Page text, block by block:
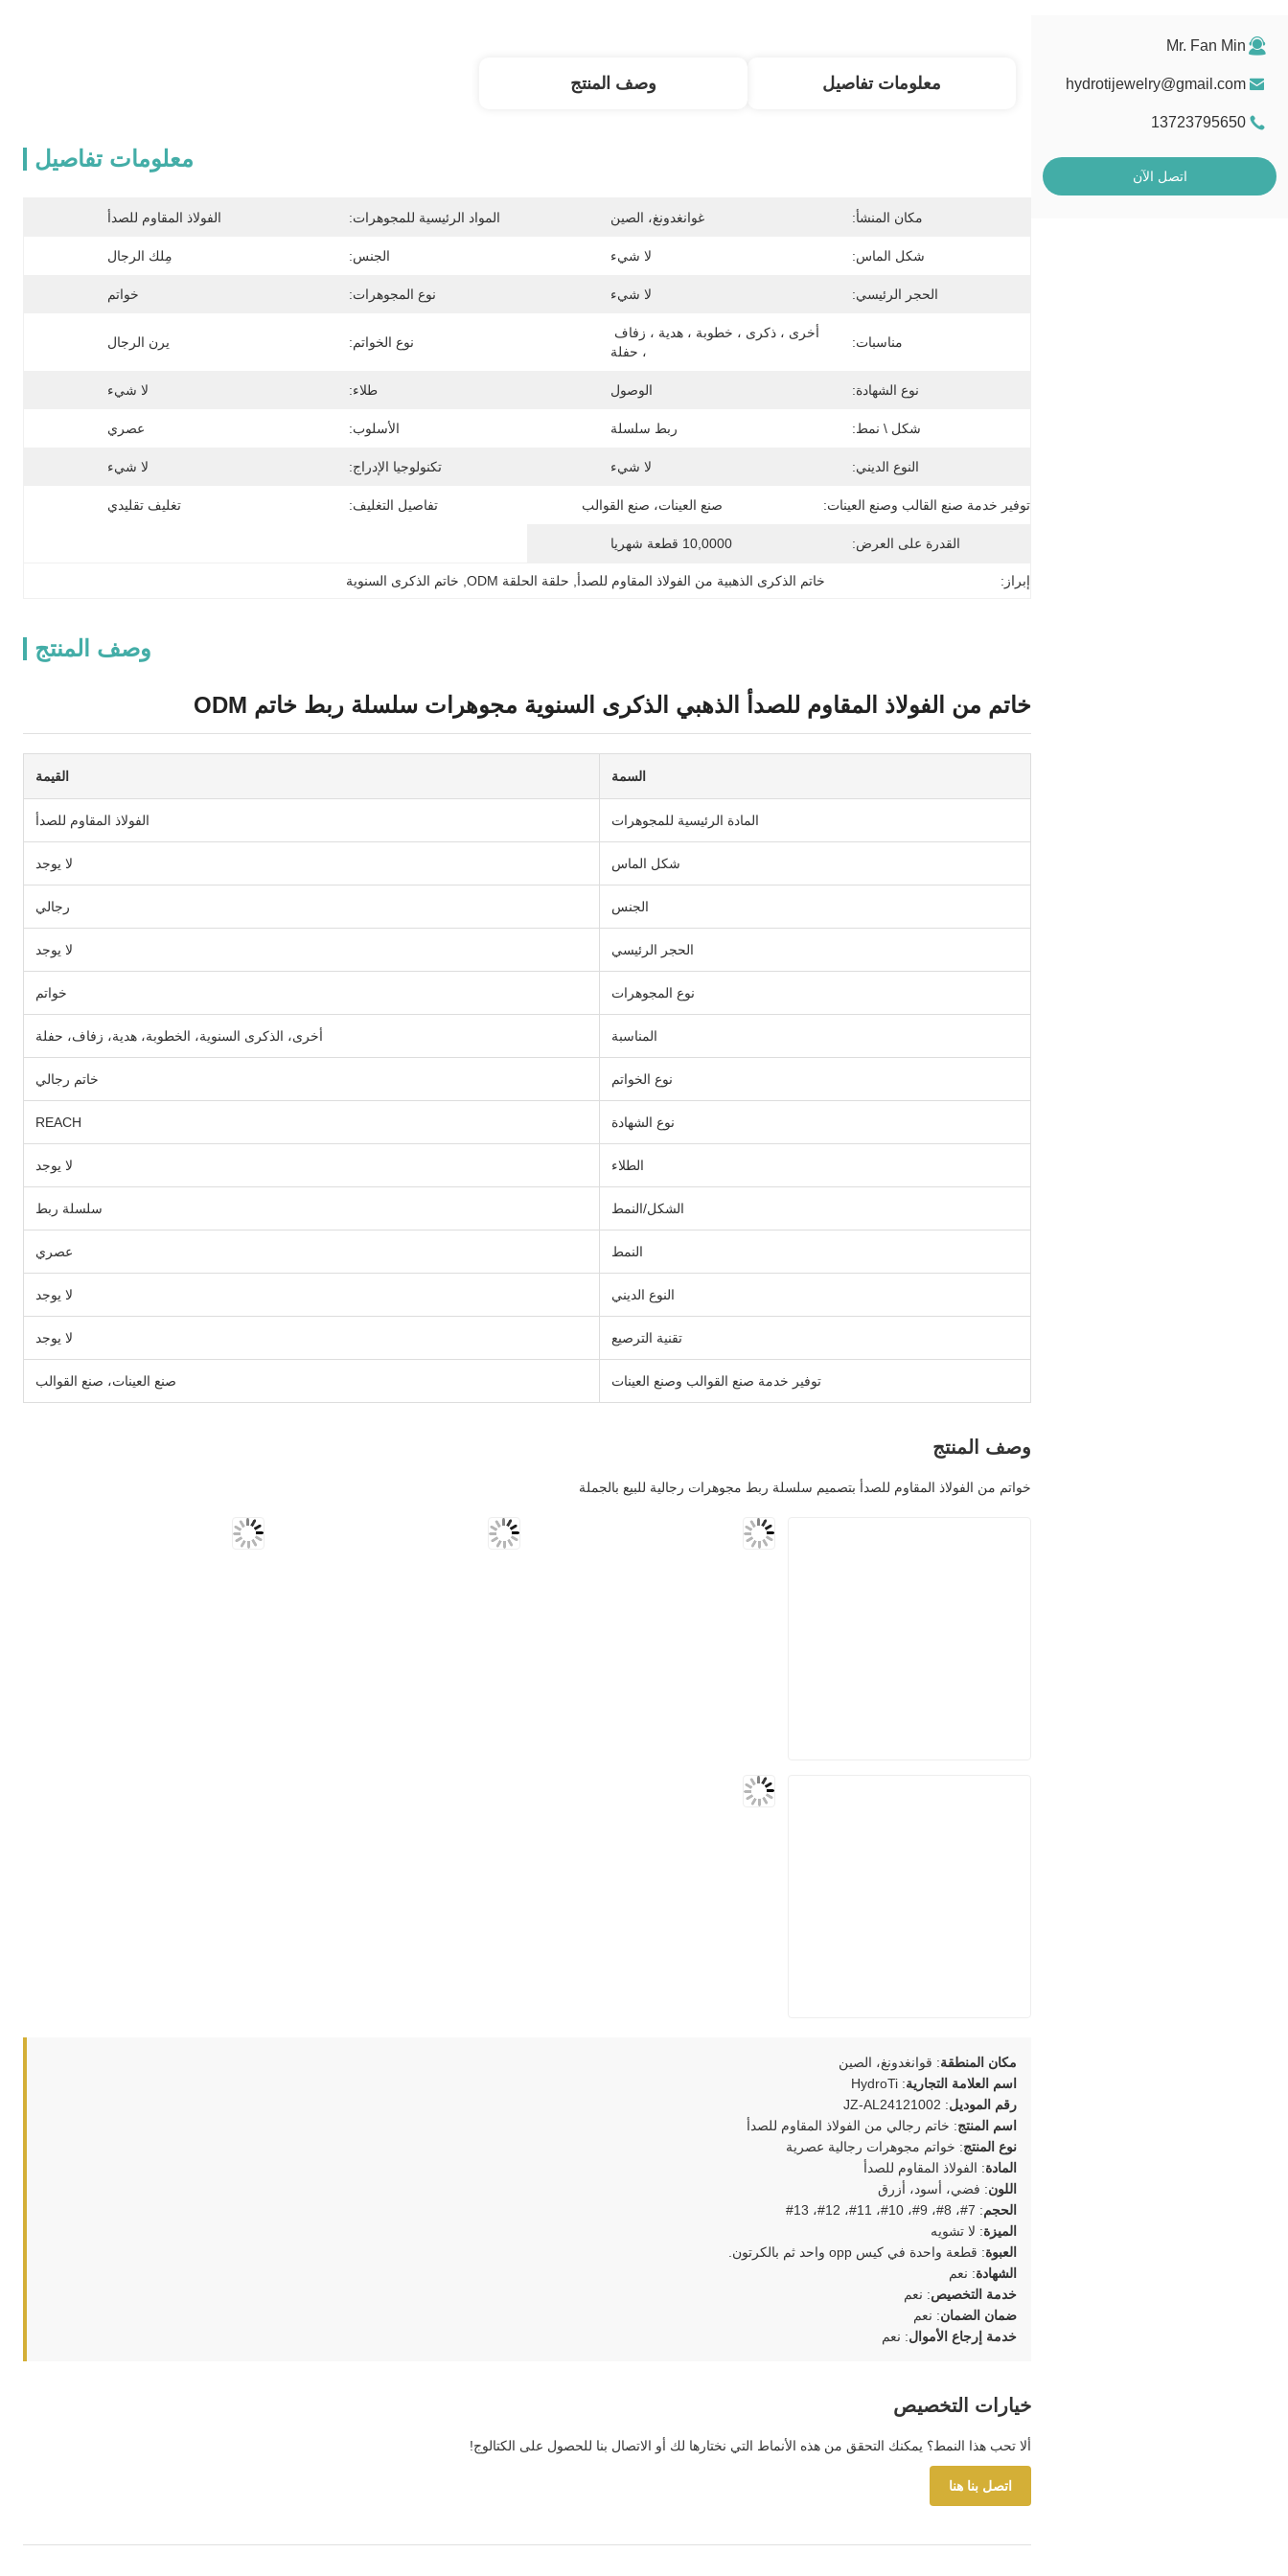
Mr. Fan Min
hydrotijewelry@gmail.com
13723795650
اتصل الآن
معلومات تفاصيل وصف المنتج
معلومات تفاصيل
مكان المنشأ: غوانغدونغ، الصين المواد الرئيسية للمجوهرات: الفولاذ المقاوم للصدأ
شكل الماس: لا شيء الجنس: مِلك الرجال
الحجر الرئيسي: لا شيء نوع المجوهرات: خواتم
مناسبات:
، حفلة
نوع الخواتم: يرن الرجال
نوع الشهادة: الوصول طلاء: لا شيء
شكل \ نمط: ربط سلسلة الأسلوب: عصري
النوع الديني: لا شيء تكنولوجيا الإدراج: لا شيء
توفير خدمة صنع القالب وصنع العينات: صنع العينات، صنع القوالب تفاصيل التغليف: تغليف تقليدي
القدرة على العرض: 10,0000 قطعة شهريا
إبراز: خاتم الذكرى الذهبية من الفولاذ المقاوم للصدأ حلقة الحلقة ODM خاتم الذكرى السنوية
وصف المنتج
خاتم من الفولاذ المقاوم للصدأ الذهبي الذكرى السنوية مجوهرات سلسلة ربط خاتم ODM
السمة القيمة
المادة الرئيسية للمجوهرات الفولاذ المقاوم للصدأ
شكل الماس لا يوجد
الجنس رجالي
الحجر الرئيسي لا يوجد
نوع المجوهرات خواتم
المناسبة أخرى، الذكرى السنوية، الخطوبة، هدية، زفاف، حفلة
نوع الخواتم خاتم رجالي
نوع الشهادة REACH
الطلاء لا يوجد
الشكل/النمط سلسلة ربط
النمط عصري
النوع الديني لا يوجد
تقنية الترصيع لا يوجد
توفير خدمة صنع القوالب وصنع العينات صنع العينات، صنع القوالب
وصف المنتج
خواتم من الفولاذ المقاوم للصدأ بتصميم سلسلة ربط مجوهرات رجالية للبيع بالجملة
مكان المنطقة: قوانغدونغ، الصين
اسم العلامة التجارية: HydroTi
رقم الموديل: JZ-AL24121002
اسم المنتج: خاتم رجالي من الفولاذ المقاوم للصدأ
نوع المنتج: خواتم مجوهرات رجالية عصرية
المادة: الفولاذ المقاوم للصدأ
اللون: فضي، أسود، أزرق
الحجم: 7#، 8#، 9#، 10#، 11#، 12#، 13#
الميزة: لا تشويه
العبوة: قطعة واحدة في كيس opp واحد ثم بالكرتون.
الشهادة: نعم
خدمة التخصيص: نعم
ضمان الضمان: نعم
خدمة إرجاع الأموال: نعم
خيارات التخصيص
ألا تحب هذا النمط؟ يمكنك التحقق من هذه الأنماط التي نختارها لك أو الاتصال بنا للحصول على الكتالوج!
اتصل بنا هنا